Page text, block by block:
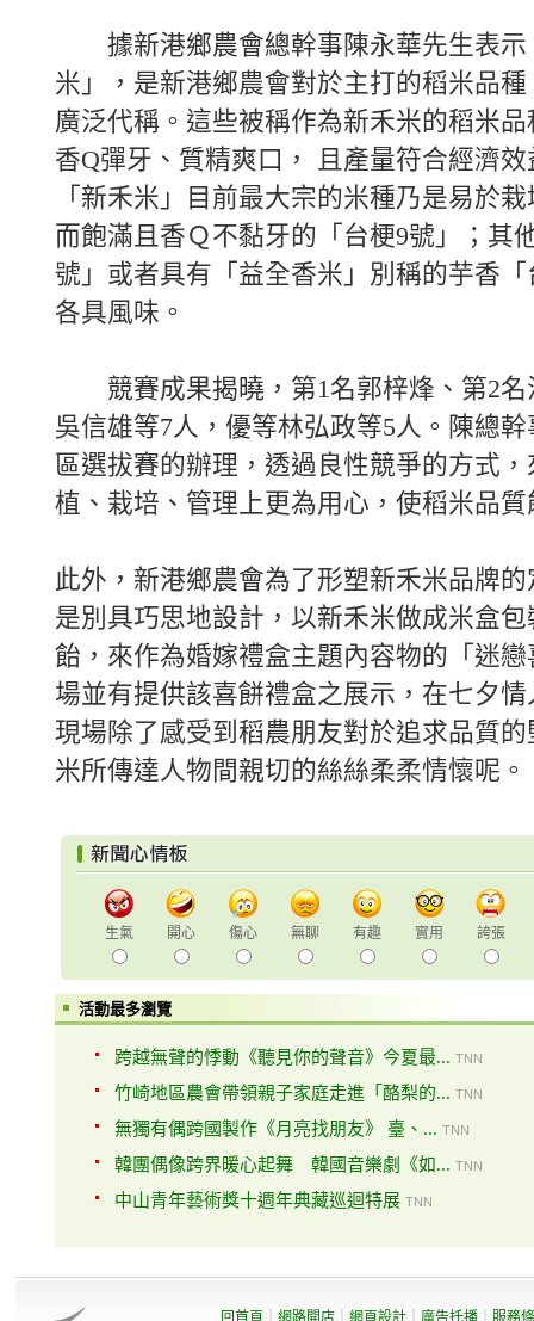
據新港鄉農會總幹事陳永華先生表示
米」，是新港鄉農會對於主打的稻米品
廣泛代稱。這些被稱作為新禾米的稻米
香Q彈牙、質精爽口， 且產量符合經濟
「新禾米」目前最大宗的米種乃是易於
而飽滿且香Ｑ不黏牙的「台梗9號」；其
號」或者具有「益全香米」別稱的芋香「
各具風味。
競賽成果揭曉，第1名郭梓烽、第2名
吳信雄等7人，優等林弘政等5人。陳總
區選拔賽的辦理，透過良性競爭的方式
植、栽培、管理上更為用心，使稻米品
此外，新港鄉農會為了形塑新禾米品牌
是別具巧思地設計，以新禾米做成米盒
飴，來作為婚嫁禮盒主題內容物的「迷
場並有提供該喜餅禮盒之展示，在七夕
現場除了感受到稻農朋友對於追求品質
米所傳達人物間親切的絲絲柔柔情懷呢。
生氣 開心 傷心 無聊 有趣 實用 誇張
活動最多瀏覽
跨越無聲的悸動《聽見你的聲音》今夏最... TNN
竹崎地區農會帶領親子家庭走進「酪梨的... TNN
無獨有偶跨國製作《月亮找朋友》 臺、... TNN
韓團偶像跨界暖心起舞 韓國音樂劇《如... TNN
中山青年藝術獎十週年典藏巡迴特展 TNN
回首頁 網路開店 網頁設計 廣告托播 服務